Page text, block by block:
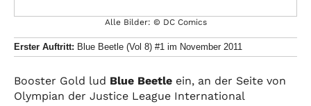
Alle Bilder: © DC Comics
Erster Auftritt: Blue Beetle (Vol 8) #1 im November 2011
Booster Gold lud Blue Beetle ein, an der Seite von
Olympian der Justice League International